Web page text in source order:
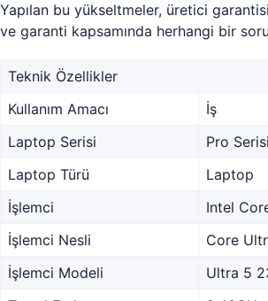
Yapılan bu yükseltmeler, üretici
ve garanti kapsamında herhangi bir
Teknik Özellikler
Kullanım Amacı
İş
Laptop Serisi
Pro Serisi
Laptop Türü
Laptop
İşlemci
Intel
İşlemci Nesli
Core
İşlemci Modeli
Ultra 5